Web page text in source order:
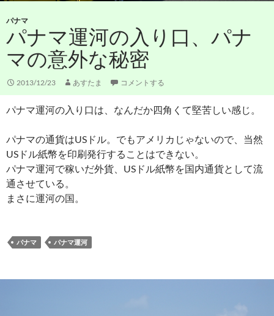
パナマ
パナマ運河の入り口、パナ
マの意外な秘密
2013/12/23 あすたま コメントする
パナマ運河の入り口は、なんだか四角くて堅苦しい感じ。
パナマの通貨はUSドル。でもアメリカじゃないので、当然
USドル紙幣を印刷発行することはできない。
パナマ運河で稼いだ外貨、USドル紙幣を国内通貨として流
通させている。
まさに運河の国。
パナマ パナマ運河